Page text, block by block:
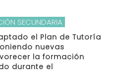
SECUNDARIA
el Plan de Tutoría
nuevas
la formación
durante el